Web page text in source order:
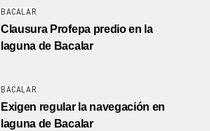
BACALAR
Clausura Profepa predio en la
laguna de Bacalar
BACALAR
Exigen regular la navegación en
laguna de Bacalar